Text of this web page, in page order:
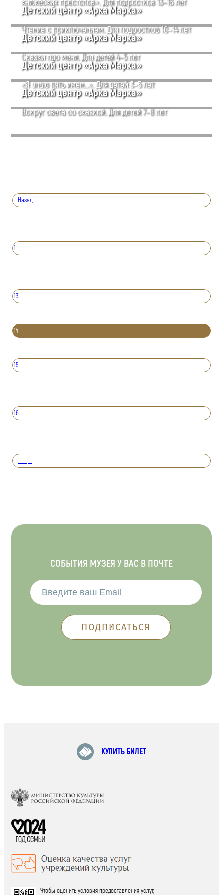
княжеских престолов». Для подростков 13–16 лет
Детский центр «Арка Марка»
Чтение с приключением. Для подростков 10–14 лет
Детский центр «Арка Марка»
Сказки про меня. Для детей 4–5 лет
Детский центр «Арка Марка»
«Я знаю пять имен...». Для детей 3–5 лет
Детский центр «Арка Марка»
Вокруг света со сказкой. Для детей 7–8 лет
Назад
1
13
14
15
16
СОБЫТИЯ МУЗЕЯ У ВАС В ПОЧТЕ
КУПИТЬ БИЛЕТ
Чтобы оценить условия предоставления услуг,